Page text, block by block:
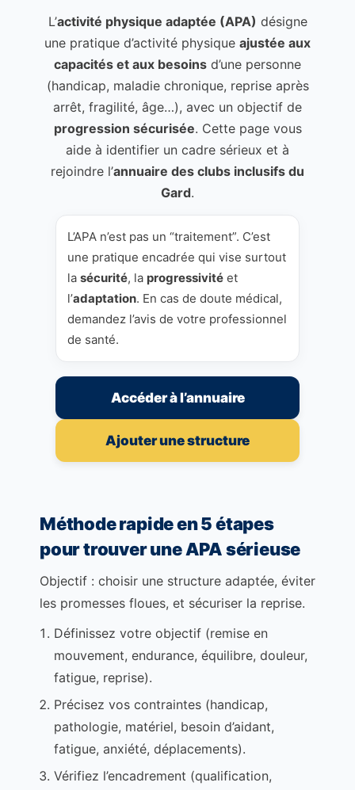
L’activité physique adaptée (APA) désigne
une pratique d’activité physique ajustée aux
capacités et aux besoins d’une personne
(handicap, maladie chronique, reprise après
arrêt, fragilité, âge…), avec un objectif de
progression sécurisée. Cette page vous
aide à identifier un cadre sérieux et à
rejoindre l’annuaire des clubs inclusifs du
Gard.
L’APA n’est pas un “traitement”. C’est
une pratique encadrée qui vise surtout
la sécurité, la progressivité et
l’adaptation. En cas de doute médical,
demandez l’avis de votre professionnel
de santé.
Accéder à l’annuaire
Ajouter une structure
Méthode rapide en 5 étapes
pour trouver une APA sérieuse
Objectif : choisir une structure adaptée, éviter
les promesses floues, et sécuriser la reprise.
Définissez votre objectif (remise en
mouvement, endurance, équilibre, douleur,
fatigue, reprise).
Précisez vos contraintes (handicap,
pathologie, matériel, besoin d’aidant,
fatigue, anxiété, déplacements).
Vérifiez l’encadrement (qualification,